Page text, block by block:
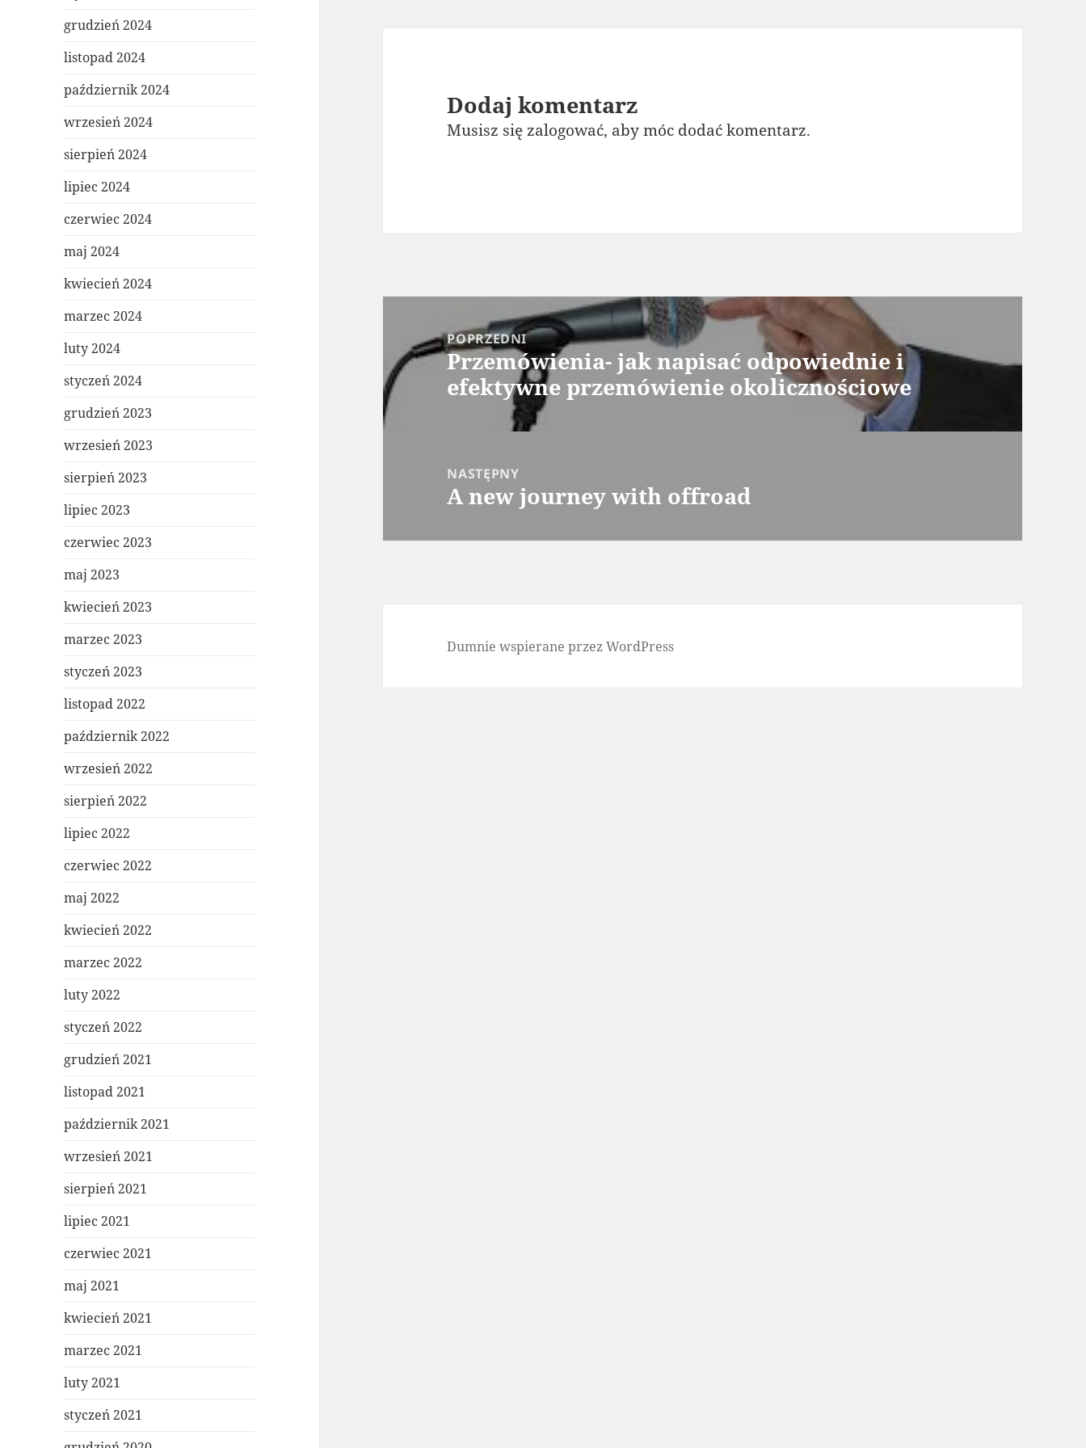
grudzień 2024
listopad 2024
październik 2024
wrzesień 2024
sierpień 2024
lipiec 2024
czerwiec 2024
maj 2024
kwiecień 2024
marzec 2024
luty 2024
styczeń 2024
grudzień 2023
wrzesień 2023
sierpień 2023
lipiec 2023
czerwiec 2023
maj 2023
kwiecień 2023
marzec 2023
styczeń 2023
listopad 2022
październik 2022
wrzesień 2022
sierpień 2022
lipiec 2022
czerwiec 2022
maj 2022
kwiecień 2022
marzec 2022
luty 2022
styczeń 2022
grudzień 2021
listopad 2021
październik 2021
wrzesień 2021
sierpień 2021
lipiec 2021
czerwiec 2021
maj 2021
kwiecień 2021
marzec 2021
luty 2021
styczeń 2021
Dodaj komentarz
Musisz sięzalogować, aby móc dodać komentarz.
POPRZEDNI
Poprzedni
wpis:
Przemówienia- jak napisać odpowiednie i
efektywne przemówienie okolicznościowe
NASTĘPNY
Następny
A new journey with offroad
Dumnie wspierane przez WordPress